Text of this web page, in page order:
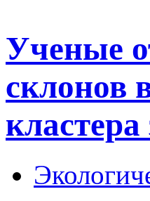
Ученые
склонов